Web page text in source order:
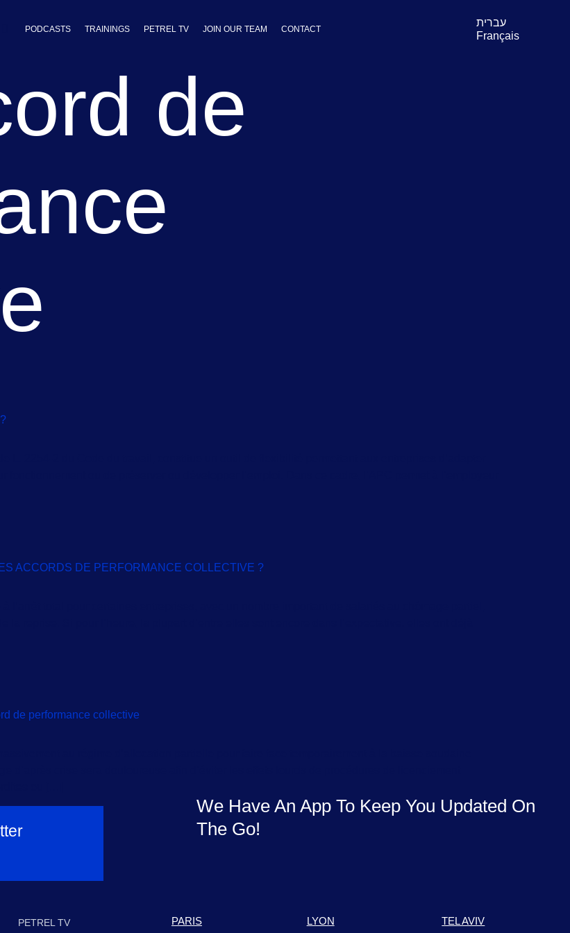
PODCASTS TRAININGS PETREL TV JOIN OUR TEAM CONTACT
עברית
Français
de
ACCORDS DE PERFORMANCE COLLECTIVE ?
de performance collective
We Have An App To Keep You Updated On
The Go!
PETREL TV PARIS LYON TEL AVIV